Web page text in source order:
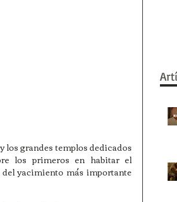
los grandes templos dedicados
los primeros en habitar el
yacimiento más importante